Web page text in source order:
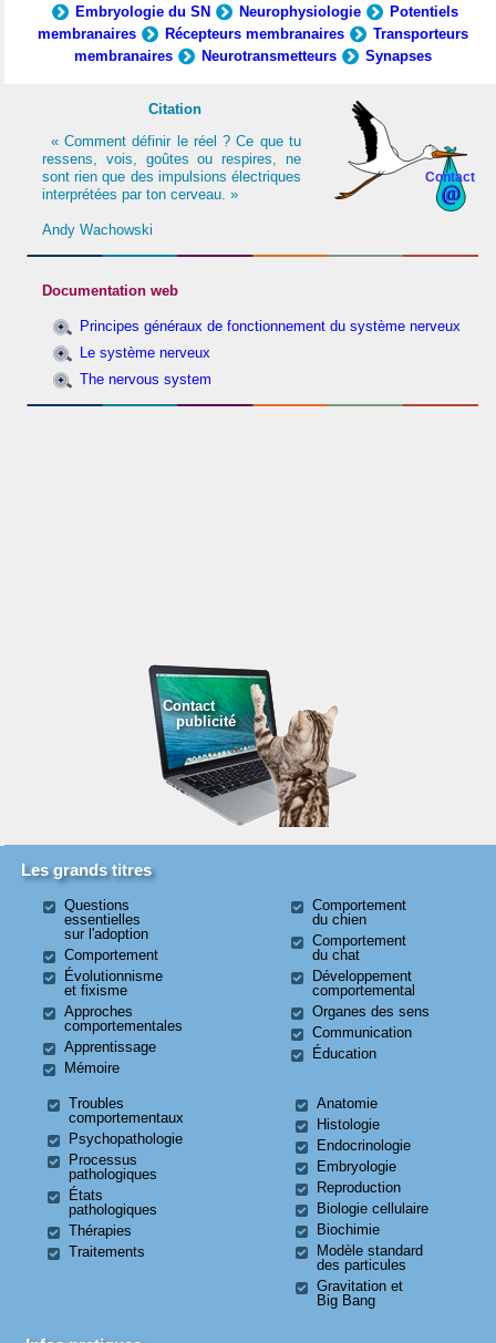
Embryologie du SN
Neurophysiologie
Potentiels
membranaires
Récepteurs membranaires
Transporteurs
membranaires
Neurotransmetteurs Synapses
Contact
Citation
« Comment définir le réel ? Ce que tu
ressens, vois, goûtes ou respires, ne
sont rien que des impulsions électriques
interprétées par ton cerveau. »
Andy Wachowski
Documentation web
Principes généraux de fonctionnement du système nerveux
Le système nerveux
The nervous system
Contact
publicité
Les grands titres
Questions
essentielles
sur l'adoption
Comportement
Évolutionnisme
et fixisme
Approches
comportementales
Apprentissage
Mémoire
Comportement
du chien
Comportement
du chat
Développement
comportemental
Organes des sens
Communication
Éducation
Troubles
comportementaux
Psychopathologie
Processus
pathologiques
États
pathologiques
Thérapies
Traitements
Anatomie
Histologie
Endocrinologie
Embryologie
Reproduction
Biologie cellulaire
Biochimie
Modèle standard
des particules
Gravitation et
Big Bang